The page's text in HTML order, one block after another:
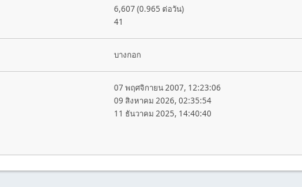
6,607 (0.965 ต่อวัน)
41
บางกอก
07 พฤศจิกายน 2007, 12:23:06
09 สิงหาคม 2026, 02:35:54
11 ธันวาคม 2025, 14:40:40